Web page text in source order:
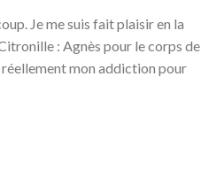
Je me suis fait plaisir en la
: Agnès pour le corps de
réellement mon addiction pour